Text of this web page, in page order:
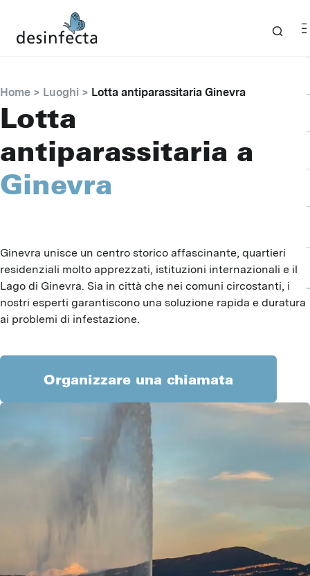
Home Luoghi Lotta antiparassitaria Ginevra
Lotta
antiparassitaria a
Ginevra
Ginevra unisce un centro storico affascinante, quartieri
residenziali molto apprezzati, istituzioni internazionali e il
Lago di Ginevra. Sia in città che nei comuni circostanti, i
nostri esperti garantiscono una soluzione rapida e duratura
ai problemi di infestazione.
Organizzare una chiamata